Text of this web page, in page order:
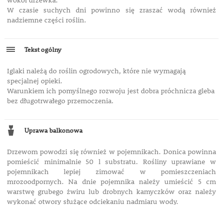
W czasie suchych dni powinno się zraszać wodą również
nadziemne części roślin.
Tekst ogólny
Iglaki należą do roślin ogrodowych, które nie wymagają
specjalnej opieki.
Warunkiem ich pomyślnego rozwoju jest dobra próchnicza gleba
bez długotrwałego przemoczenia.
Uprawa balkonowa
Drzewom powodzi się również w pojemnikach. Donica powinna
pomieścić minimalnie 50 l substratu. Rośliny uprawiane w
pojemnikach lepiej zimować w pomieszczeniach
mrozoodpornych. Na dnie pojemnika należy umieścić 5 cm
warstwę grubego żwiru lub drobnych kamyczków oraz należy
wykonać otwory służące odciekaniu nadmiaru wody.